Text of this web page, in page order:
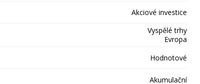
Akciové investice
Vyspělé trhy
Evropa
Hodnotové
Akumulační